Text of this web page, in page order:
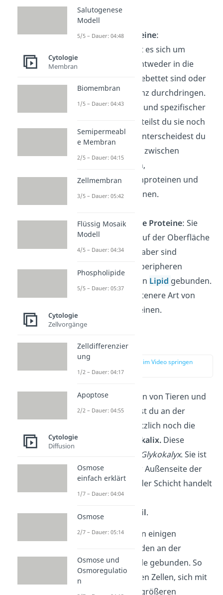
jedoch nicht.
Integrale Proteine:
Hierbei handelt es sich um
Proteine, die entweder in die
Membran eingebettet sind oder
diese sogar ganz durchdringen.
Je nach Aufbau und spezifischer
Funktion unterteilst du sie noch
weiter. Dabei unterscheidest du
unter anderem zwischen
Kanalproteinen,
Transmembranproteinen und
Rezeptorproteinen.
Lipidverankerte Proteine: Sie
befinden sich auf der Oberfläche
der Membran, aber sind
entgegen den peripheren
Proteinen an ein Lipid gebunden.
Das ist eine seltenere Art von
Membranproteinen.
Glykokalix
zur Stelle im Video springen
(02:10)
Innerhalb der Zellen von Tieren und
Prokaryoten findest du an der
Zellmembran zusätzlich noch die
sogenannte
Glykokalix. Diese
Glykokalyx. Sie ist
eine Schicht an der Außenseite der
Zellmembran. Bei der Schicht handelt
es sich um einen
Kohlenhydratanteil.
Die Glykokalix ist an einigen
Proteinen und Lipiden an der
Außenseite der Zelle gebunden. So
ermöglicht er es den Zellen, sich mit
anderen Zellen zu größeren
Salutogenese
Modell
5/5 – Dauer: 04:48
Cytologie
Membran
Biomembran
1/5 – Dauer: 04:43
Semipermeabl
e Membran
2/5 – Dauer: 04:15
Zellmembran
3/5 – Dauer: 05:42
Flüssig Mosaik
Modell
4/5 – Dauer: 04:34
Phospholipide
5/5 – Dauer: 05:37
Cytologie
Zellvorgänge
Zelldifferenzier
ung
1/2 – Dauer: 04:17
Apoptose
2/2 – Dauer: 04:55
Cytologie
Diffusion
Osmose
einfach erklärt
1/7 – Dauer: 04:04
Osmose
2/7 – Dauer: 05:14
Osmose und
Osmoregulatio
n